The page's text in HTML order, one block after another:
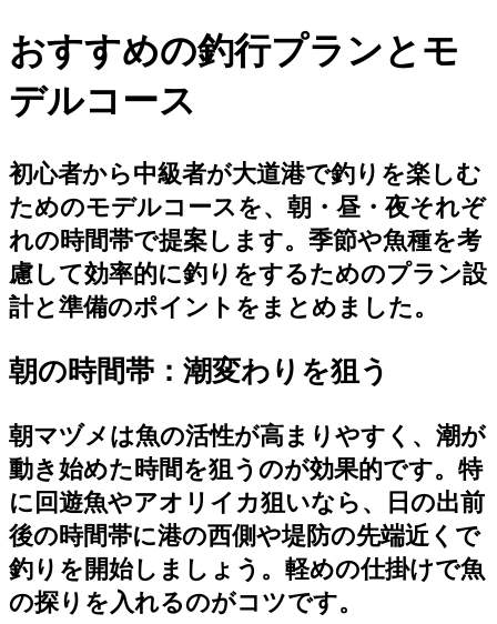
おすすめの釣行プランとモ
デルコース
初心者から中級者が大道港で釣りを楽しむ
ためのモデルコースを、朝・昼・夜それぞ
れの時間帯で提案します。季節や魚種を考
慮して効率的に釣りをするためのプラン設
計と準備のポイントをまとめました。
朝の時間帯：潮変わりを狙う
朝マヅメは魚の活性が高まりやすく、潮が
動き始めた時間を狙うのが効果的です。特
に回遊魚やアオリイカ狙いなら、日の出前
後の時間帯に港の西側や堤防の先端近くで
釣りを開始しましょう。軽めの仕掛けで魚
の探りを入れるのがコツです。